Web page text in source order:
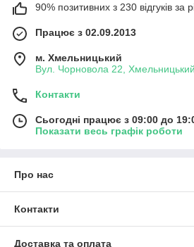
90% позитивних з 230 відгуків за
Працює з 02.09.2013
м. Хмельницький
Вул. Чорновола 22,
Контакти
Сьогодні працює з 09:00 до
Показати весь графік роботи
Про нас
Контакти
Доставка та оплата